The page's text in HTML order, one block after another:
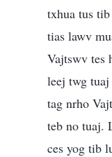
txhua tus
tias lawv
Vajtswv tes
leej twg
tag nrho
teb no tuaj.
ces yog tib